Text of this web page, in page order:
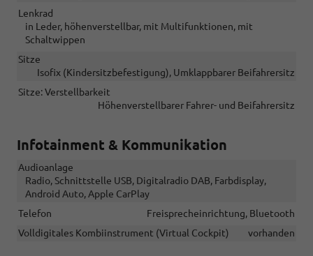
Lenkrad
in Leder, höhenverstellbar, mit Multifunktionen, mit
Schaltwippen
Sitze
Isofix (Kindersitzbefestigung), Umklappbarer Beifahrersitz
Sitze: Verstellbarkeit
Höhenverstellbarer Fahrer- und Beifahrersitz
Infotainment & Kommunikation
Audioanlage
Radio, Schnittstelle USB, Digitalradio DAB, Farbdisplay,
Android Auto, Apple CarPlay
Telefon
Freisprecheinrichtung, Bluetooth
Volldigitales Kombiinstrument (Virtual Cockpit)
vorhanden